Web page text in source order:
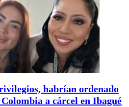
habrían ordenado
a cárcel en Ibagué